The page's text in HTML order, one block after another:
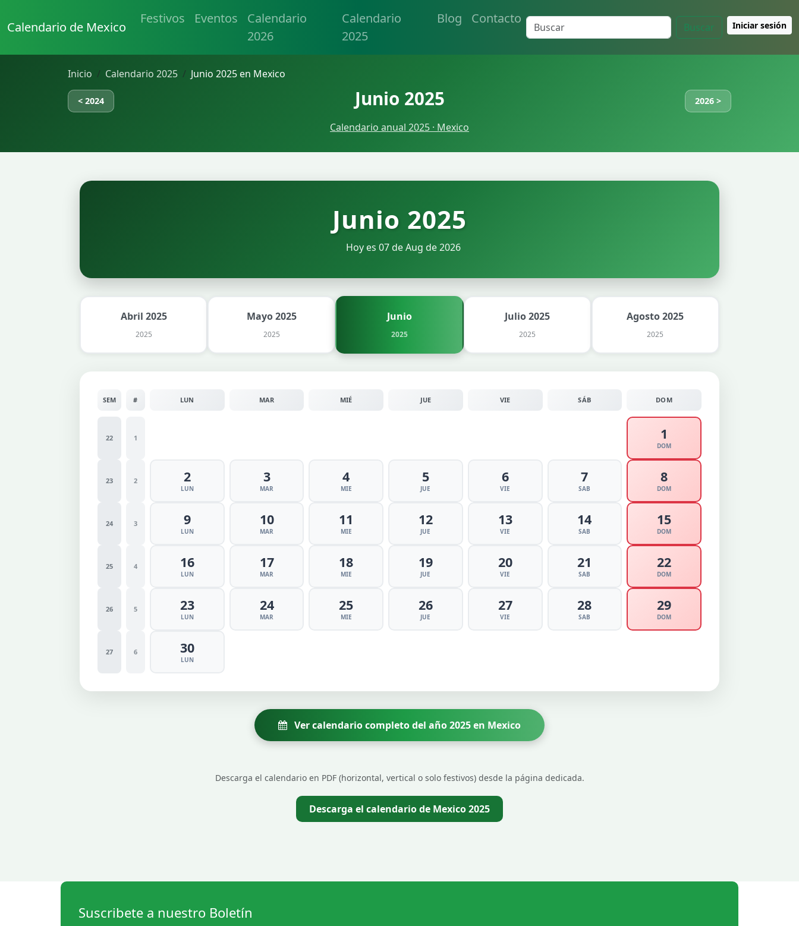
Calendario de Mexico
Festivos Eventos
Calendario
2026
Calendario
2025
Blog Contacto
Buscar Iniciar sesión
Inicio Calendario 2025 Junio 2025 en Mexico
< 2024 Junio 2025 2026 >
Calendario anual 2025 · Mexico
Junio 2025
Hoy es 07 de Aug de 2026
Abril 2025
2025
Mayo 2025
2025
Junio
2025
Julio 2025
2025
Agosto 2025
2025
SEM # LUN MAR MIÉ JUE VIE SÁB DOM
22 1 1
DOM
23 2 2
LUN
3
MAR
4
MIE
5
JUE
6
VIE
7
SAB
8
DOM
24 3 9
LUN
10
MAR
11
MIE
12
JUE
13
VIE
14
SAB
15
DOM
25 4 16
LUN
17
MAR
18
MIE
19
JUE
20
VIE
21
SAB
22
DOM
26 5 23
LUN
24
MAR
25
MIE
26
JUE
27
VIE
28
SAB
29
DOM
27 6 30
LUN
Ver calendario completo del año 2025 en Mexico
Descarga el calendario en PDF (horizontal, vertical o solo festivos) desde la página dedicada.
Descarga el calendario de Mexico 2025
Suscribete a nuestro Boletín